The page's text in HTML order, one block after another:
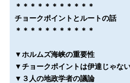
＊＊＊＊＊＊＊＊＊＊＊
チョークポイントとルートの話
＊＊＊＊＊＊＊＊＊＊＊
▼ホルムズ海峡の重要性
▼チョークポイントは伊達じゃな
▼３人の地政学者の議論